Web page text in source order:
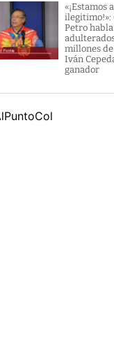
«¡Estamos
ilegitimo!»:
Petro
millones
Iván
ganador